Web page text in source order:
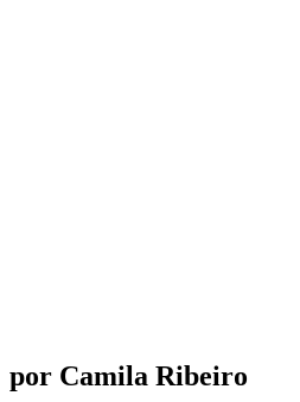
por Camila Ribeiro